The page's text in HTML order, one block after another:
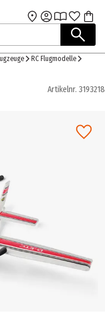
RC Flugmodelle
Artikelnr. 3193218